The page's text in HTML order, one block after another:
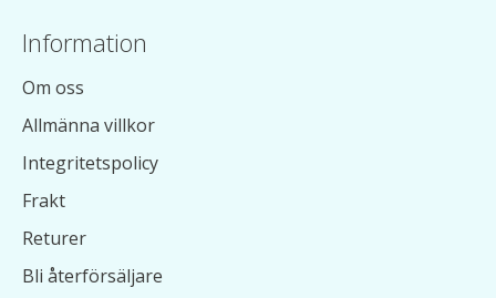
Information
Om oss
Allmänna villkor
Integritetspolicy
Frakt
Returer
Bli återförsäljare